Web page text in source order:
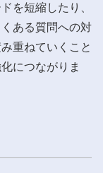
を短縮したり、
ある質問への対
重ねていくこと
につながりま